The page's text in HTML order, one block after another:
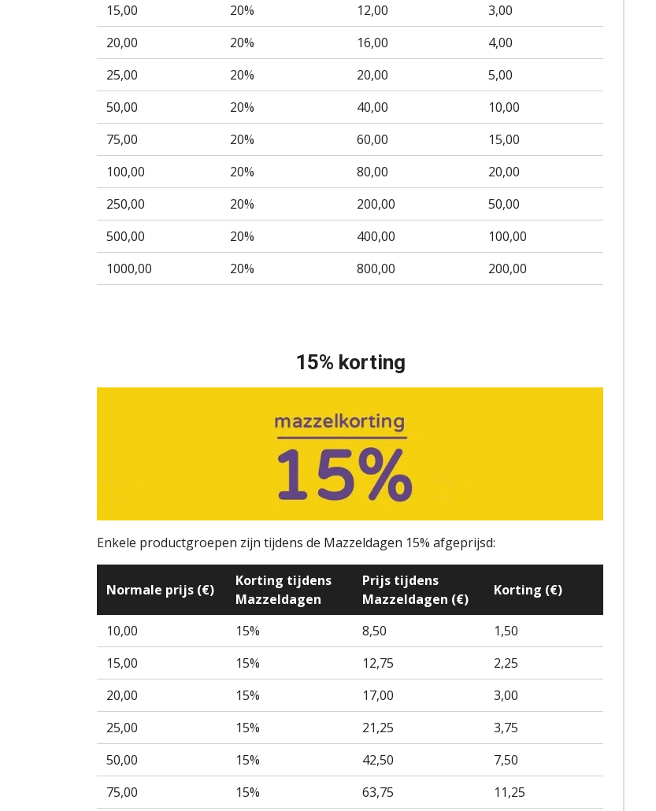
15,00
20% 12,00
3,00
20,00
20% 16,00
4,00
25,00
20% 20,00
5,00
50,00
20% 40,00
10,00
75,00
20% 60,00
15,00
100,00
20% 80,00
20,00
250,00
20% 200,00
50,00
500,00
20% 400,00
100,00
1000,00
20% 800,00 200,00
15% korting
Enkele productgroepen zijn tijdens de Mazzeldagen 15% afgeprijsd:
Normale prijs (€)
Korting tijdens
Mazzeldagen
Prijs tijdens
Mazzeldagen (€)
Korting (€)
10,00 15% 8,50
1,50
15,00
15% 12,75
2,25
20,00
15% 17,00
3,00
25,00
15% 21,25
3,75
50,00
15% 42,50
7,50
75,00
15% 63,75
11,25